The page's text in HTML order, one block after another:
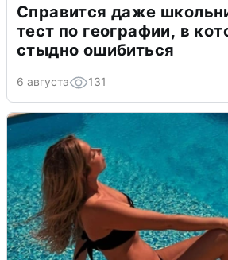
Справится даже
тест по географии, в
стыдно ошибиться
6 августа 131